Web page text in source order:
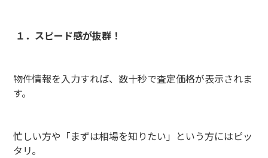
１．スピード感が抜群！
物件情報を入力すれば、数十秒で査定価格が表示されま
す。
忙しい方や「まずは相場を知りたい」という方にはピッ
タリ。